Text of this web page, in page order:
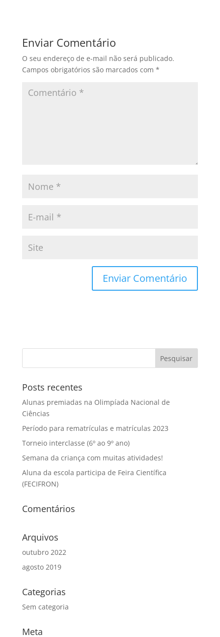
Enviar Comentário
O seu endereço de e-mail não será publicado.
Campos obrigatórios são marcados com *
Posts recentes
Alunas premiadas na Olimpíada Nacional de
Ciências
Período para rematrículas e matrículas 2023
Torneio interclasse (6º ao 9º ano)
Semana da criança com muitas atividades!
Aluna da escola participa de Feira Científica
(FECIFRON)
Comentários
Arquivos
outubro 2022
agosto 2019
Categorias
Sem categoria
Meta